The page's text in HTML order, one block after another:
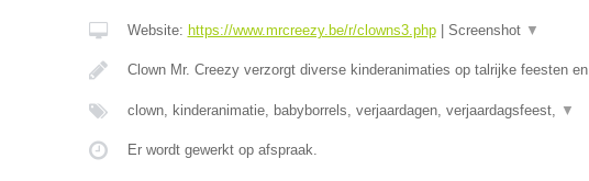
Website: https://www.mrcreezy.be/r/clowns3.php| Screenshot ▼
Clown Mr. Creezy verzorgt diverse kinderanimaties op talrijke feesten en
clown, kinderanimatie, babyborrels, verjaardagen, verjaardagsfeest, ▼
Er wordt gewerkt op afspraak.